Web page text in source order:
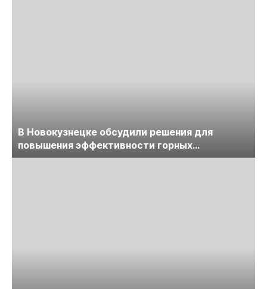
В Новокузнецке обсудили решения для
повышения эффективности горных
предприятий